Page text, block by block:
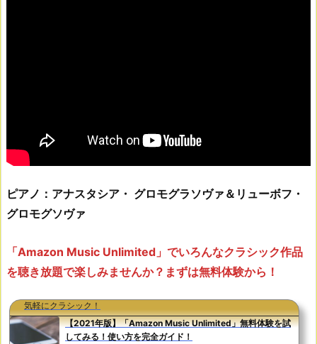
ピアノ：アナスタシア・ グロモグラソヴァ＆リューボフ・
グロモグソヴァ
「Amazon Music Unlimited」でいろんなクラシック作品
を聴き放題で楽しみませんか？まずは無料体験から！
気軽にクラシック！
【2021年版】「Amazon Music Unlimited」無料体験を試
してみる！使い方を完全ガイド！